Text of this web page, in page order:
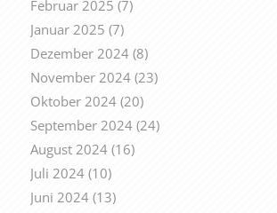
Februar 2025 (7)
Januar 2025 (7)
Dezember 2024(8)
November 2024(23)
Oktober 2024(20)
September 2024(24)
August 2024(16)
Juli 2024(10)
Juni 2024(13)